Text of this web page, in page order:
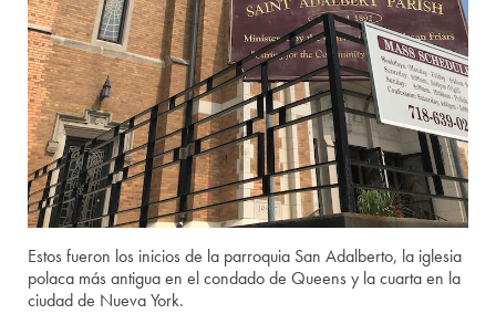
Estos fueron los inicios de la parroquia San Adalberto, la iglesia
polaca más antigua en el condado de Queens y la cuarta en la
ciudad de Nueva York.